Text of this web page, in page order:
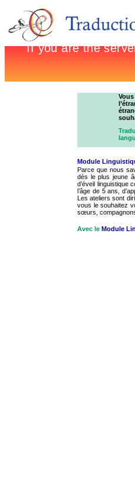
Module
Parce que nous
dès le plus jeune
d’éveil linguistique
l’âge de 5 ans,
Les ateliers sont
vous le souhaitez
sœurs,
Avec le Module